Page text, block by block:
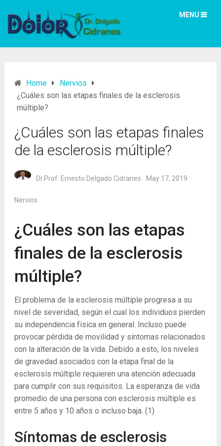
MENU
Home
Nervios
¿Cuáles son las etapas finales de la esclerosis
múltiple?
¿Cuáles son las etapas finales
de la esclerosis múltiple?
Dr.Prof. Ernesto Delgado Cidranes May 17, 2019
Nervios
¿Cuáles son las etapas
finales de la esclerosis
múltiple?
El problema de la esclerosis múltiple progresa a su
nivel de severidad, según el cual los individuos pierden
su independencia física en general. Incluso puede
provocar pérdida de movilidad y síntomas relacionados
con la alteración de la vida. Debido a esto, los niveles
de gravedad asociados con la etapa final de la
esclerosis múltiple requieren una atención adecuada
para cumplir con sus requisitos. La esperanza de vida
promedio de una persona con esclerosis múltiple es
entre 5 años y 10 años o incluso baja. (1)
Síntomas de esclerosis